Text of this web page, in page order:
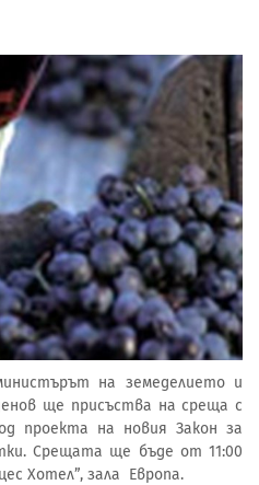
на земеделието и
ще присъства на среща с
проекта на новия Закон за
Срещата ще бъде от 11:00
Хотел”, зала Европа.